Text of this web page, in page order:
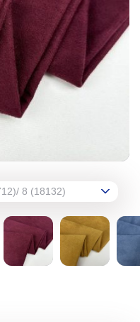
8 (18132)